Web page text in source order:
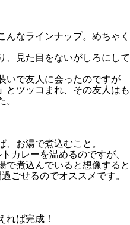
んなラインナップ。めちゃく
、見た目をないがしろにして
いで友人に会ったのですが
とツッコまれ、その友人はも
。
、お湯で煮込むこと。
カレーを温めるのですが、
で煮込んでいると想像すると
ごせるのでオススメです。
れば完成！